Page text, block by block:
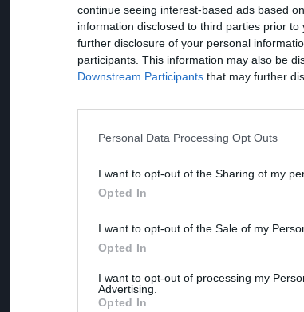
continue seeing interest-based ads based
information disclosed to third parties prior
further disclosure of your personal
participants. This information may also be
Downstream Participants that may further
Personal Data Processing Opt Outs
I want to opt-out of the Sharing of my
Opted In
I want to opt-out of the Sale of my
Opted In
I want to opt-out of processing my
Advertising.
Opted In